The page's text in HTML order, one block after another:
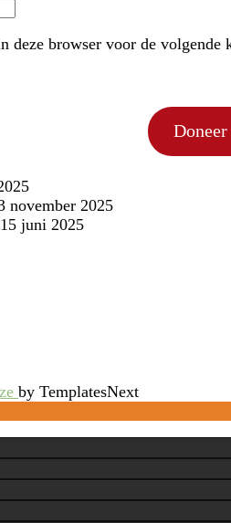
deze browser voor de volgende
november 2025
15 juni 2025
by TemplatesNext